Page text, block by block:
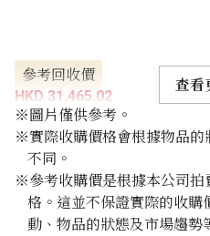
參考回收價
HKD 31,465.02
查看
※圖片僅供參考。
※實際收購價格會根據物品的
不同。
※參考收購價是根據本公司
格。這並不保證實際的收
動、物品的狀態及市場趨勢